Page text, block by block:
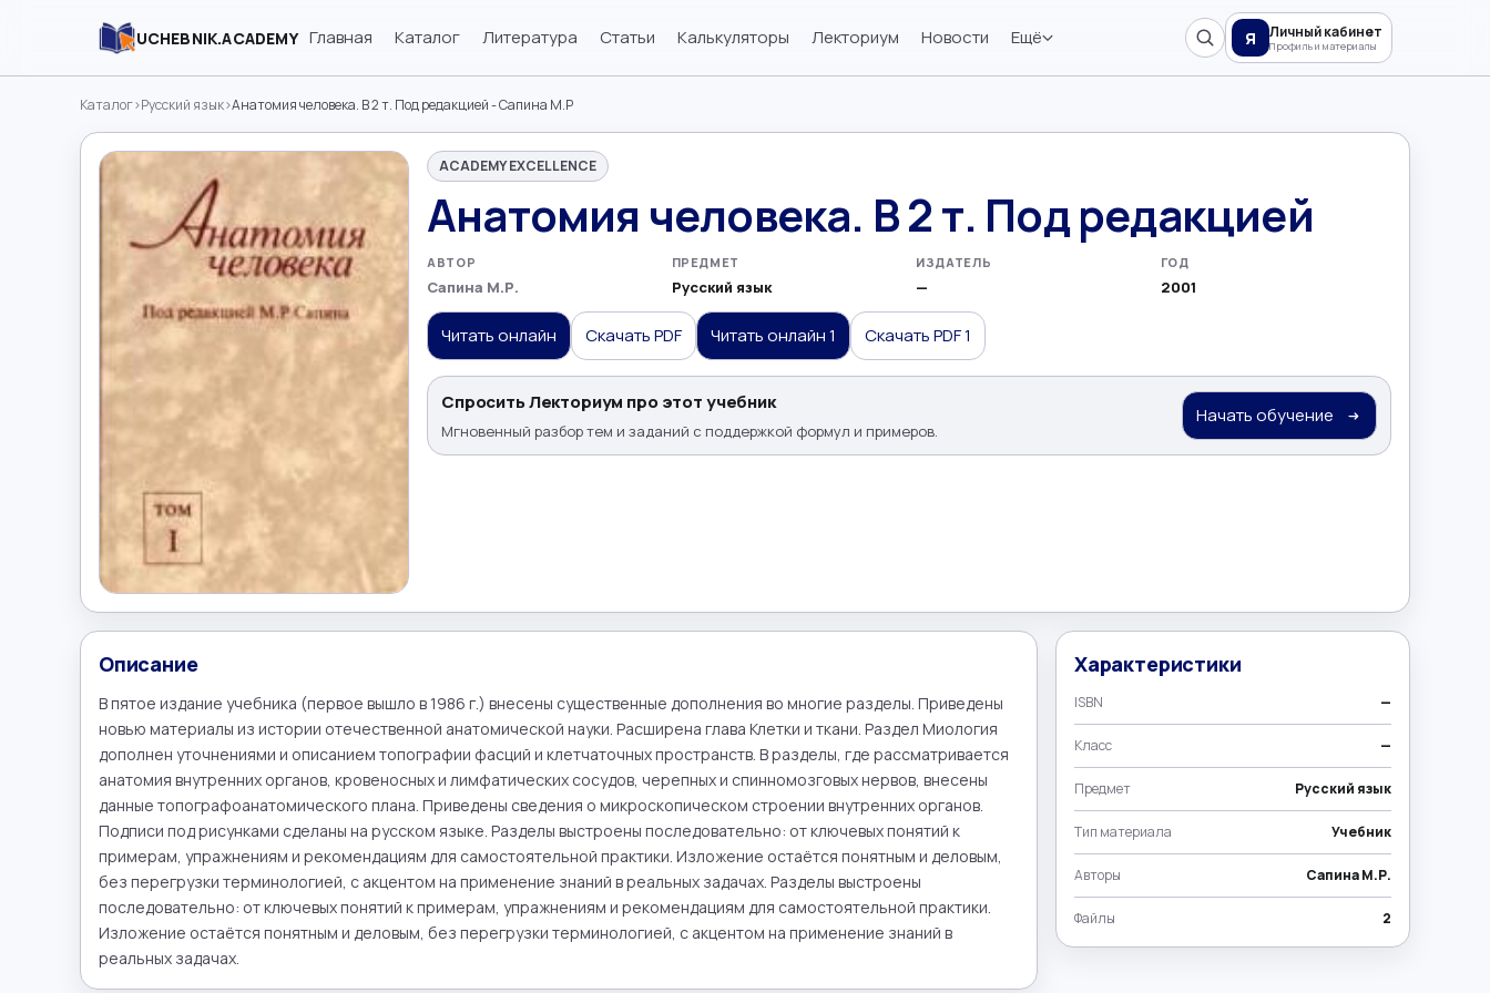
UCHEBNIK.ACADEMY Главная Каталог Литература Статьи Калькуляторы Лекториум Новости Ещё Я Личный кабинет
Профиль и материалы
Каталог›Русский язык›Анатомия человека. В 2 т. Под редакцией - Сапина М.Р
ACADEMY EXCELLENCE
Анатомия человека. В 2 т. Под редакцией
АВТОР
Сапина М.Р.
ПРЕДМЕТ
Русский язык
ИЗДАТЕЛЬ
—
ГОД
2001
Читать онлайн Скачать PDF Читать онлайн 1 Скачать PDF 1
Спросить Лекториум про этот учебник
Мгновенный разбор тем и заданий с поддержкой формул и примеров.
Начать обучение
Описание
В пятое издание учебника (первое вышло в 1986 г.) внесены существенные дополнения во многие разделы. Приведены
новью материалы из истории отечественной анатомической науки. Расширена глава Клетки и ткани. Раздел Миология
дополнен уточнениями и описанием топографии фасций и клетчаточных пространств. В разделы, где рассматривается
анатомия внутренних органов, кровеносных и лимфатических сосудов, черепных и спинномозговых нервов, внесены
данные топографоанатомического плана. Приведены сведения о микроскопическом строении внутренних органов.
Подписи под рисунками сделаны на русском языке. Разделы выстроены последовательно: от ключевых понятий к
примерам, упражнениям и рекомендациям для самостоятельной практики. Изложение остаётся понятным и деловым,
без перегрузки терминологией, с акцентом на применение знаний в реальных задачах. Разделы выстроены
последовательно: от ключевых понятий к примерам, упражнениям и рекомендациям для самостоятельной практики.
Изложение остаётся понятным и деловым, без перегрузки терминологией, с акцентом на применение знаний в
реальных задачах.
Характеристики
ISBN —
Класс —
Предмет Русский язык
Тип материала Учебник
Авторы Сапина М.Р.
Файлы 2